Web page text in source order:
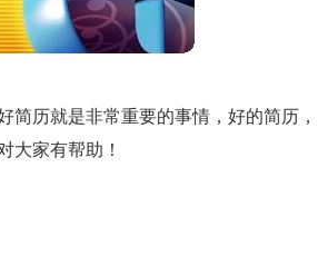
历就是非常重要的事情，好的简历，
大家有帮助！